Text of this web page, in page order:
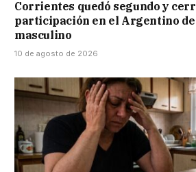
Corrientes quedó segundo y
participación en el Argentino
masculino
10 de agosto de 2026